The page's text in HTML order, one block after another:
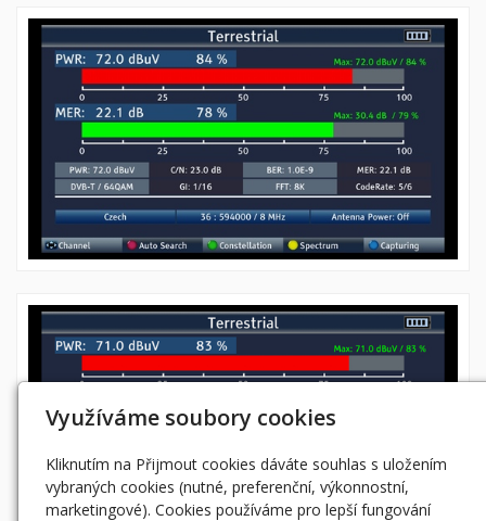
Využíváme soubory cookies
Kliknutím na Přijmout cookies dáváte souhlas s uložením
vybraných cookies (nutné, preferenční, výkonnostní,
marketingové). Cookies používáme pro lepší fungování